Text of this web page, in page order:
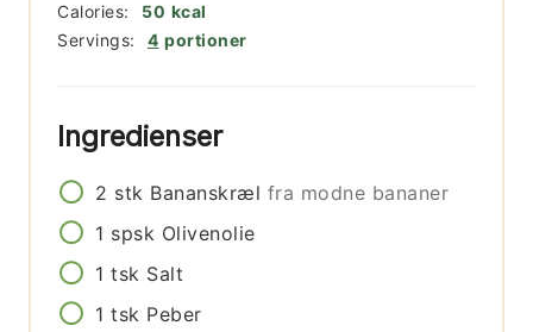
Servings: 4 portioner
Calories: 50 kcal
Ingredienser
2 stk Bananskræl fra modne bananer
1 spsk Olivenolie
1 tsk Salt
1 tsk Peber